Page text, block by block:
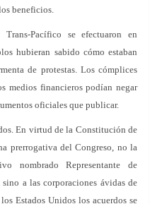
beneficios.
Pacífico se efectuaron en
hubieran sabido cómo estaban
de protestas. Los cómplices
medios financieros podían negar
oficiales que publicar.
En virtud de la Constitución de
prerrogativa del Congreso, no la
nombrado Representante de
a las corporaciones ávidas de
Estados Unidos los acuerdos se